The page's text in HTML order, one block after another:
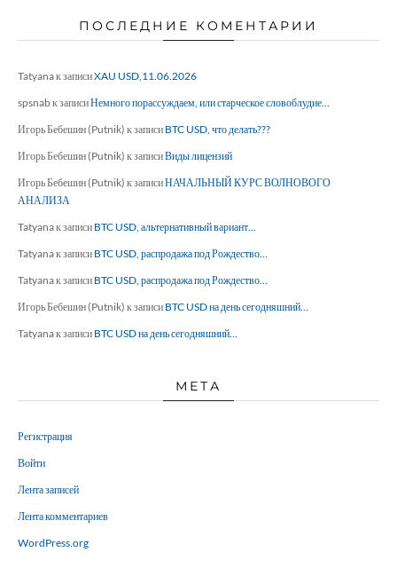
ПОСЛЕДНИЕ КОМЕНТАРИИ
Tatyanaк записиXAU USD,11.06.2026
spsnabк записиНемного порассуждаем, или старческое словоблудие…
Игорь Бебешин (Putnik) к записи BTC USD, что делать???
Игорь Бебешин (Putnik) к записиВиды лицензий
Игорь Бебешин (Putnik) к записиНАЧАЛЬНЫЙ КУРС ВОЛНОВОГО
АНАЛИЗА
Tatyanaк записи BTC USD, альтернативный вариант…
Tatyanaк записи BTC USD, распродажа под Рождество…
Tatyanaк записи BTC USD, распродажа под Рождество…
Игорь Бебешин (Putnik) к записи BTC USD на день сегодняшний…
Tatyanaк записи BTC USD на день сегодняшний…
МЕТА
Регистрация
Войти
Лента записей
Лента комментариев
WordPress.org